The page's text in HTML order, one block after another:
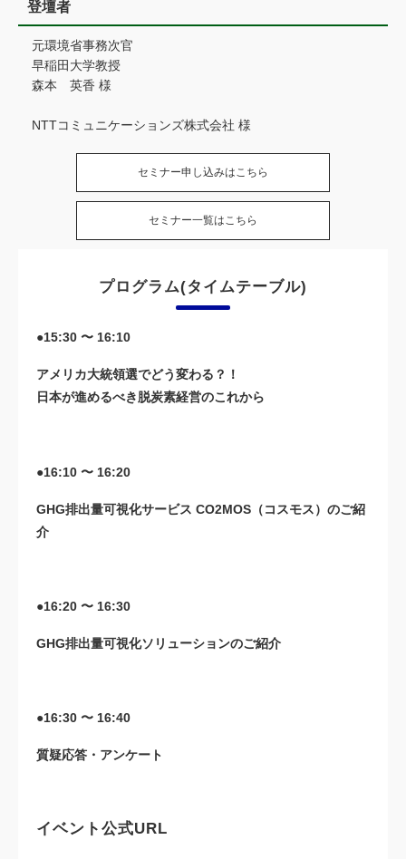
登壇者
元環境省事務次官
早稲田大学教授
森本 英香 様
NTTコミュニケーションズ株式会社 様
セミナー申し込みはこちら
セミナー一覧はこちら
プログラム(タイムテーブル)
●15:30 〜 16:10
アメリカ大統領選でどう変わる？！
日本が進めるべき脱炭素経営のこれから
●16:10 〜 16:20
GHG排出量可視化サービス CO2MOS（コスモス）のご紹
介
●16:20 〜 16:30
GHG排出量可視化ソリューションのご紹介
●16:30 〜 16:40
質疑応答・アンケート
イベント公式URL